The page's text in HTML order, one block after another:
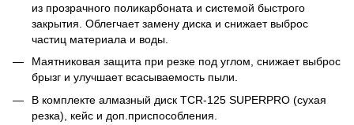
из прозрачного поликарбоната и системой быстрого
закрытия. Облегчает замену диска и снижает выброс
частиц материала и воды.
Маятниковая защита при резке под углом, снижает выброс
брызг и улучшает всасываемость пыли.
В комплекте алмазный диск TCR-125 SUPERPRO (сухая
резка), кейс и доп.приспособления.